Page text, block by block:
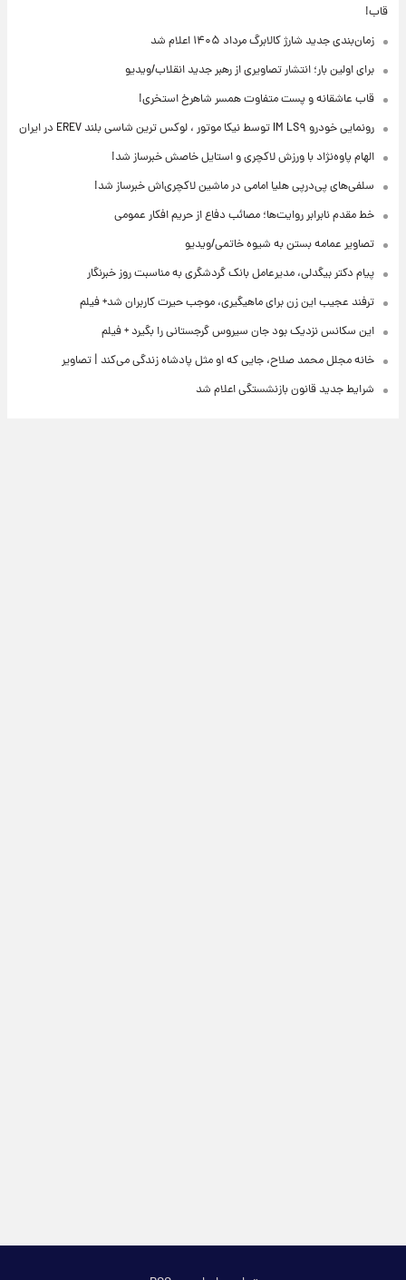
قاب!
زمان‌بندی جدید شارژ کالابرگ مرداد ۱۴۰۵ اعلام شد
برای اولین بار؛ انتشار تصاویری از رهبر جدید انقلاب/ویدیو
قاب عاشقانه و پست متفاوت همسر شاهرخ استخری!
رونمایی خودرو IM LS۹ توسط نیکا موتور ، لوکس ترین شاسی بلند EREV در ایران
الهام پاوه‌نژاد با ورزش لاکچری و استایل خاصش خبرساز شد!
سلفی‌های پی‌درپی هلیا امامی در ماشین لاکچری‌اش خبرساز شد!
خط مقدم نابرابر روایت‌ها؛ مصائب دفاع از حریم افکار عمومی
تصاویر عمامه بستن به شیوه خاتمی/ویدیو
پیام دکتر بیگدلی، مدیرعامل بانک گردشگری به مناسبت روز خبرنگار
ترفند عجیب این زن برای ماهیگیری، موجب حیرت کاربران شد+ فیلم
این سکانس نزدیک بود جان سیروس گرجستانی را بگیرد + فیلم
خانه مجلل محمد صلاح، جایی که او مثل پادشاه زندگی می‌کند | تصاویر
شرایط جدید قانون بازنشستگی اعلام شد